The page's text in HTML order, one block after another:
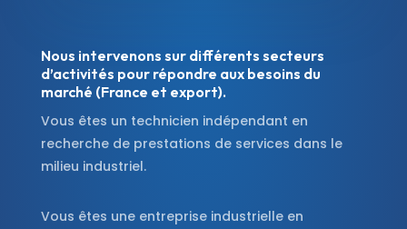
Nous intervenons sur différents secteurs
d’activités pour répondre aux besoins du
marché (France et export).
Vous êtes un technicien indépendant en
recherche de prestations de services dans le
milieu industriel.
Vous êtes une entreprise industrielle en